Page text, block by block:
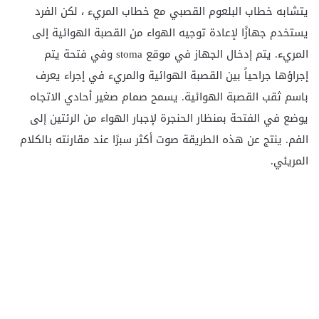
يتشابه خطاب البلعوم القصبي مع خطاب المريء ، لكن الفرد
يستخدم جهازًا لإعادة توجيه الهواء من القصبة الهوائية إلى
المريء. يتم إدخال الجهاز في موقع stoma وفي فتحة يتم
إجراؤها جراحياً بين القصبة الهوائية والمريء في إجراء يعرف
باسم ثقب القصبة الهوائية. يسمح صمام صغير أحادي الاتجاه
يوضع في الفتحة بمنظار الحنجرة لإجبار الهواء من الرئتين إلى
الفم. ينتج عن هذه الطريقة صوت أكثر سبرًا عند مقارنته بالكلام
المريئي.